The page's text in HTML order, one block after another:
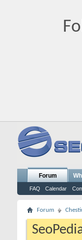
Forum
FAQ Calendar
Forum